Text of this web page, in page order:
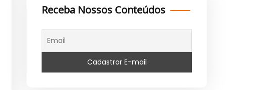
Receba Nossos Conteúdos